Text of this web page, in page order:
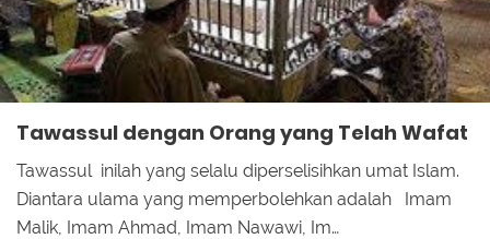
Tawassul dengan Orang yang Telah Wafat
Tawassul inilah yang selalu diperselisihkan umat Islam.
Diantara ulama yang memperbolehkan adalah Imam
Malik, Imam Ahmad, Imam Nawawi, Im…